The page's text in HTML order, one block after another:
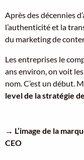
Après des décennies
l’authenticité et la
du marketing de
Les entreprises le
ans environ, on voit
nom. C’est un début.
level de la stratégie
→ L’image de la
CEO